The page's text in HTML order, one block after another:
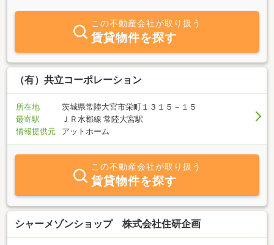
荷物が残ったままの物件でもご相談ください。買取から片付け、リ
フォーム、販売まで一貫して対応できるのが当社の強みです。「ま
だ売るか決めていない」「とりあえず話だけ聞きたい」そんな段階
でも大歓迎です。無理な営業はいたしません。お客様にとって最善
の選択を一緒に考える、良きパートナーであり続けます。どんな小
さなことでも、お気軽にご相談ください。
この不動産会社が取り扱う
賃貸物件を探す
（有）共立コーポレーション
所在地
茨城県常陸大宮市栄町１３１５－１５
最寄駅
ＪＲ水郡線 常陸大宮駅
情報提供元
アットホーム
この不動産会社が取り扱う
賃貸物件を探す
シャーメゾンショップ 株式会社住研企画